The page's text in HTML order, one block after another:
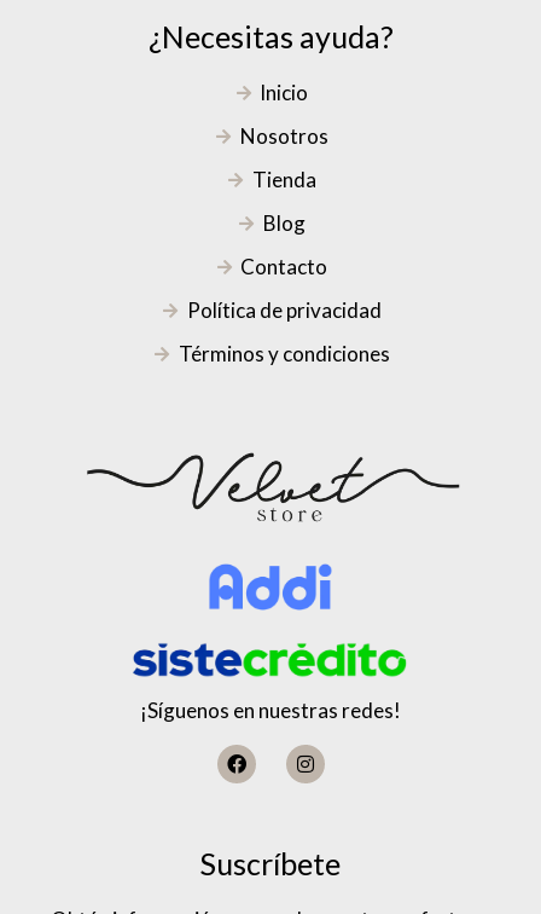
¿Necesitas ayuda?
Inicio
Nosotros
Tienda
Blog
Contacto
Política de privacidad
Términos y condiciones
¡Síguenos en nuestras redes!
Suscríbete